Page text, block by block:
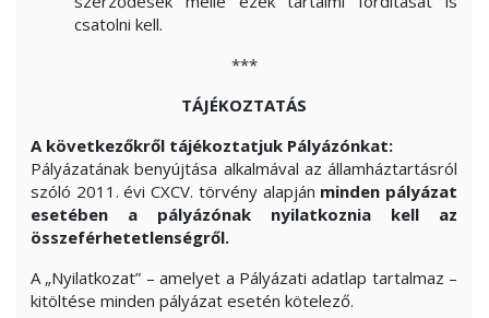
csatolni kell.
***
TÁJÉKOZTATÁS
A következőkről tájékoztatjuk Pályázónkat:
Pályázatának benyújtása alkalmával az államháztartásról
szóló 2011. évi CXCV. törvény alapján minden pályázat
esetében a pályázónak nyilatkoznia kell az
összeférhetetlenségről.
A „Nyilatkozat” – amelyet a Pályázati adatlap tartalmaz –
kitöltése minden pályázat esetén kötelező.